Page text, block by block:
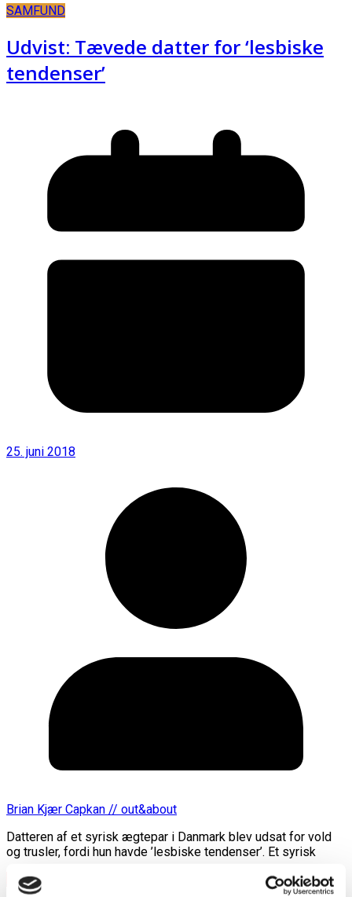
SAMFUND
Udvist: Tævede datter for ‘lesbiske
tendenser’
25. juni 2018
Brian Kjær Capkan // out&about
Datteren af et syrisk ægtepar i Danmark blev udsat for vold
og trusler, fordi hun havde ’lesbiske tendenser’. Et syrisk
Læs mere